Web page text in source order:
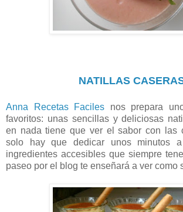
NATILLAS
Anna Recetas Faciles nos prepara
favoritos: unas sencillas y deliciosas
en nada tiene que ver el sabor con las
solo hay que dedicar unos minutos a
ingredientes accesibles que siempre
paseo por el blog te enseñará a ver como